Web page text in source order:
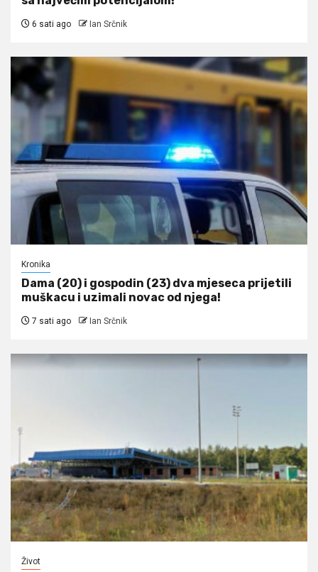
6 sati ago Ian Srčnik
Kronika
Dama (20) i gospodin (23) dva mjeseca prijetili
muškacu i uzimali novac od njega!
7 sati ago Ian Srčnik
Život